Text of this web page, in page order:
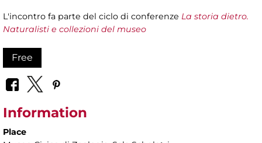
L'incontro fa parte del ciclo di conferenze La storia dietro.
Naturalisti e collezioni del museo
Free
Information
Place